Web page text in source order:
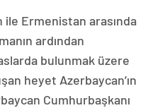
ile Ermenistan arasında
ardından
bulunmak üzere
heyet Azerbaycan’ın
Cumhurbaşkanı